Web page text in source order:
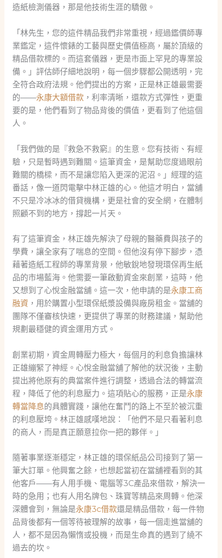
造紙檢測儀器，那是他技術生涯的驕傲。
「林先生，您的這件精品我們非常重視，經過鑑價師專
業鑑定，這件懷錶的工藝與歷史價值極高，屬於頂級的
精品借款標的。而這套儀器，更是市面上罕見的專業設
備。」評估師仔細地說明，每一個步驟都公開透明，完
全符合政府法規。他們提出的方案，正是林正雄最需要
的——永康大額借款 ，利率清晰，還款方式彈性，更重
要的是，他們看到了物品背後的價值，更看到了他這個
人。
「我們做的是『救急不救窮』的生意。您有技術、有經
驗，只是暫時遇到難關。這筆資金，是幫助您度過眼前
難關的橋樑，而不是讓您陷入更深的泥沼。」經理的這
番話，像一道閃電擊中林正雄的心。他這才明白，當舖
不只是冷冰冰的借貸機構，更是社會的安全網，在體制
照顧不到的地方，撐起一片天。
有了這筆資金，林正雄先解決了母親的醫藥費與孩子的
學費，讓全家有了喘息的空間。但他沒有停下腳步，憑
藉著造紙工程師的專業背景，他敏銳地發現環保再生紙
品的市場藍海。他需要一筆啟動資金來創業，這時，他
又想到了心悅金融當舖。這一次，他申請的是永康工商
融資 ，用於購置小型環保紙漿設備與廠房租金。當舖的
團隊不僅審核快速，更提供了專業的財務建議，幫助他
規劃最穩健的資金運用方式。
創業初期，資金周轉壓力極大，每個月的利息負擔讓林
正雄繃緊了神經。心悅金融當舖了解他的狀況後，主動
提出將他原有的典當案件進行調整，透過合法的轉當流
程，降低了他的利息壓力。這項貼心的服務，正是永康
轉當降息的具體實踐，讓他在奮鬥的路上不至於被沉重
的利息壓垮。林正雄感嘆地說：「他們不是只看著利息
的商人，而是真正願意拉你一把的夥伴。」
隨著事業逐漸穩定，林正雄的環保紙品公司接到了第一
筆大訂單。他興奮之餘，也想起當初在當舖裡看到的其
他客戶——有人用手機、電腦等3C產品來借款，解決一
時的急用；也有人用名牌包、珠寶等精品來周轉。他深
深體會到，無論是永康3c借款還是精品借款，每一件物
品背後都有一個等待被理解的故事，每一個走進當舖的
人，都不是因為懶惰或投機，而是生命真的遇到了繞不
過去的坎。